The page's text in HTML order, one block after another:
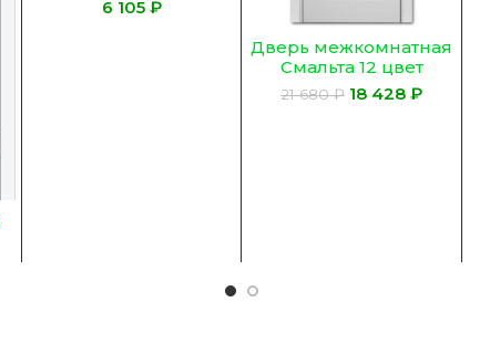
Остекленное, Сатинат
₽
Дверь межкомнатная
Смальта 12 цвет
Белый ral 9003
21 680₽ 18 428₽